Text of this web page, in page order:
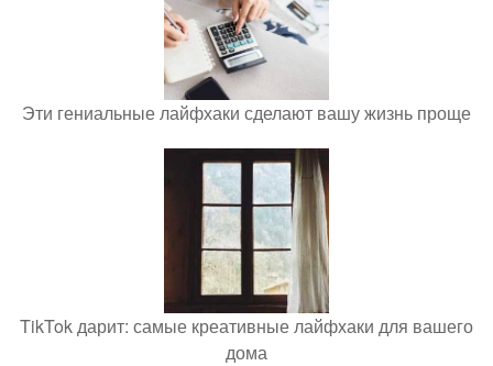
Эти гениальные лайфхаки сделают вашу жизнь проще
TikTok дарит: самые креативные лайфхаки для вашего
дома